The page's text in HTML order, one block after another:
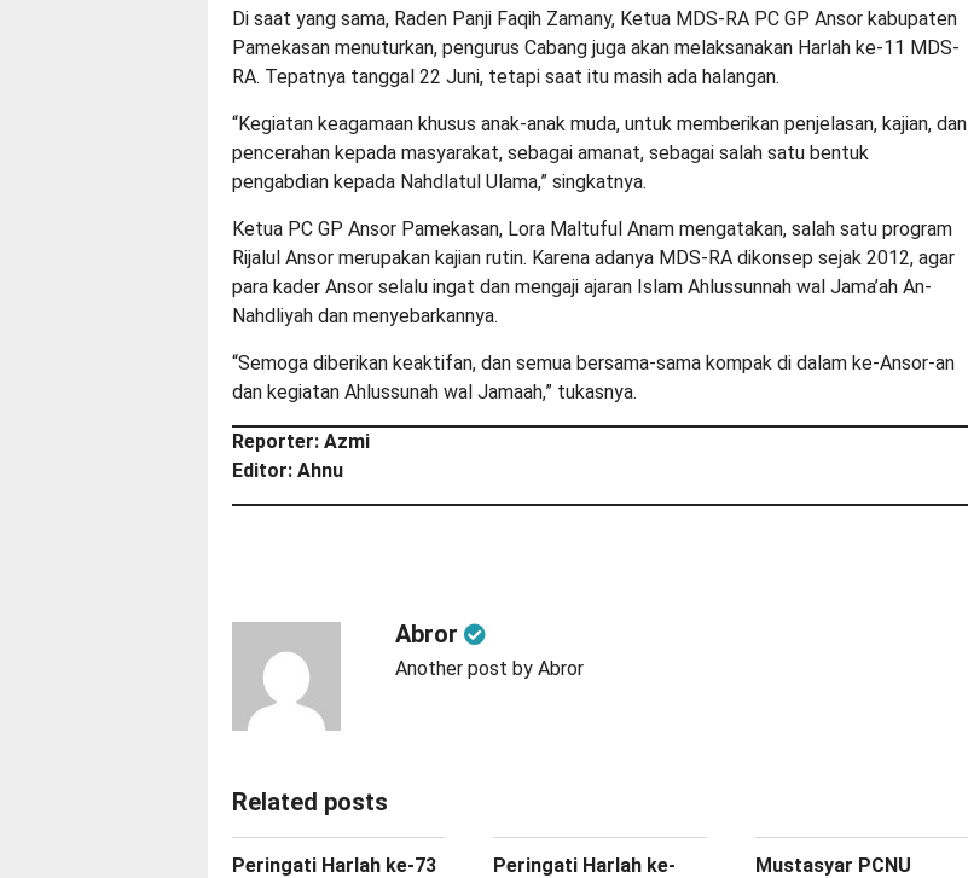
Di saat yang sama, Raden Panji Faqih Zamany, Ketua MDS-RA PC GP Ansor kabupaten
Pamekasan menuturkan, pengurus Cabang juga akan melaksanakan Harlah ke-11 MDS-
RA. Tepatnya tanggal 22 Juni, tetapi saat itu masih ada halangan.
“Kegiatan keagamaan khusus anak-anak muda, untuk memberikan penjelasan, kajian, dan
pencerahan kepada masyarakat, sebagai amanat, sebagai salah satu bentuk
pengabdian kepada Nahdlatul Ulama,” singkatnya.
Ketua PC GP Ansor Pamekasan, Lora Maltuful Anam mengatakan, salah satu program
Rijalul Ansor merupakan kajian rutin. Karena adanya MDS-RA dikonsep sejak 2012, agar
para kader Ansor selalu ingat dan mengaji ajaran Islam Ahlussunnah wal Jama’ah An-
Nahdliyah dan menyebarkannya.
“Semoga diberikan keaktifan, dan semua bersama-sama kompak di dalam ke-Ansor-an
dan kegiatan Ahlussunah wal Jamaah,” tukasnya.
Reporter: Azmi
Editor: Ahnu
Abror
Another post by Abror
Related posts
Peringati Harlah ke-73
Peringati Harlah ke-
Mustasyar PCNU